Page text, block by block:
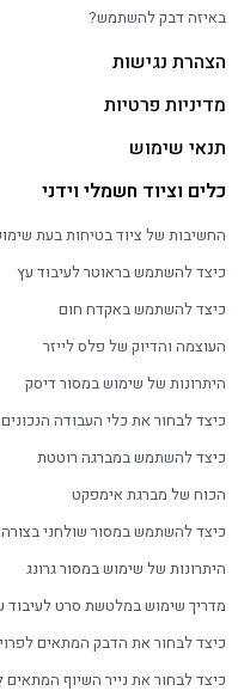
באיזה דבק להשתמש?
הצהרת נגישות
מדיניות פרטיות
תנאי שימוש
כלים וציוד חשמלי וידני
החשיבות של ציוד בטיחות בעת
כיצד להשתמש בראוטר לעיבוד עץ
כיצד להשתמש באקדח חום
העוצמה והדיוק של פלס לייזר
היתרונות של שימוש במסור דיסק
כיצד לבחור את כלי העבודה
כיצד להשתמש במברגה רוטטת
הכוח של מברגת אימפקט
כיצד להשתמש במסור שולחני
היתרונות של שימוש במסור גרונג
מדריך שימוש במלטשת סרט לעיבוד
כיצד לבחור את הדבק המתאים
כיצד לבחור את נייר השיוף המתאים